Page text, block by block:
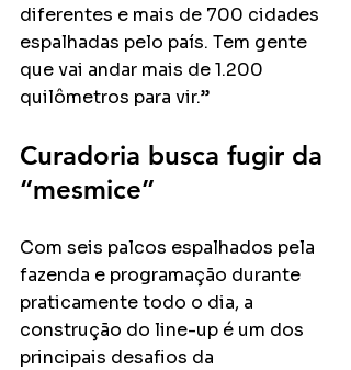
diferentes e mais de 700 cidades
espalhadas pelo país. Tem gente
que vai andar mais de 1.200
quilômetros para vir.”
Curadoria busca fugir da
“mesmice”
Com seis palcos espalhados pela
fazenda e programação durante
praticamente todo o dia, a
construção do line-up é um dos
principais desafios da